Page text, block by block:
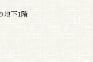
地下1階